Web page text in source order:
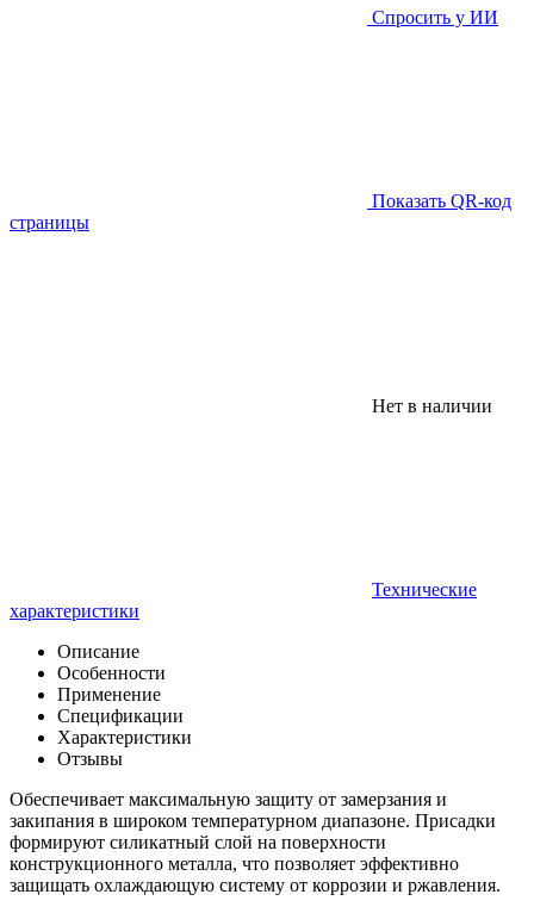
Спросить у ИИ
Показать QR-код
страницы
Нет в наличии
Технические
характеристики
Описание
Особенности
Применение
Спецификации
Характеристики
Отзывы
Обеспечивает максимальную защиту от замерзания и
закипания в широком температурном диапазоне. Присадки
формируют силикатный слой на поверхности
конструкционного металла, что позволяет эффективно
защищать охлаждающую систему от коррозии и ржавления.